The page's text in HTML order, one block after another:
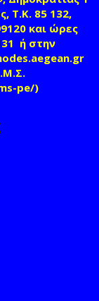
Τ.Κ. 85 132,
και ώρες
ή στην
pe/)